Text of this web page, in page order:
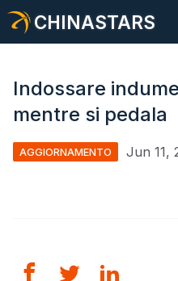
CHINASTARS
Lavaggio industriale Trim
Indossare
mentre si pedala
AGGIORNAMENTO Jun 11,